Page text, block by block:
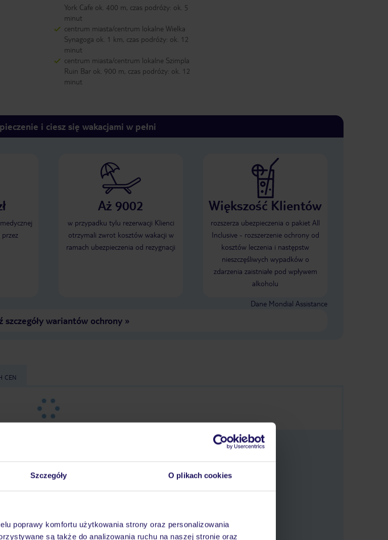
Szczegóły O plikach cookies
poprawy komfortu użytkowania strony oraz personalizowania
są także do analizowania ruchu na naszej stronie oraz
York Cafe ok. 400 m, czas podróży: ok. 5
minut
centrum miasta/centrum lokalne Wielka
Synagoga ok. 1 km, czas podróży: ok. 12
minut
centrum miasta/centrum lokalne Szimpla
Ruin Bar ok. 900 m, czas podróży: ok. 12
minut
i ciesz się wakacjami w pełni
Aż 9002
w przypadku tylu rezerwacji Klienci
otrzymali zwrot kosztów wakacji w
ramach ubezpieczenia od rezygnacji
Większość Klientów
rozszerza ubezpieczenia o pakiet All
Inclusive - rozszerzenie ochrony od
kosztów leczenia i następstw
nieszczęśliwych wypadków o
zdarzenia zaistniałe pod wpływem
alkoholu
Dane Mondial Assistance
szczegóły wariantów ochrony»
CEN